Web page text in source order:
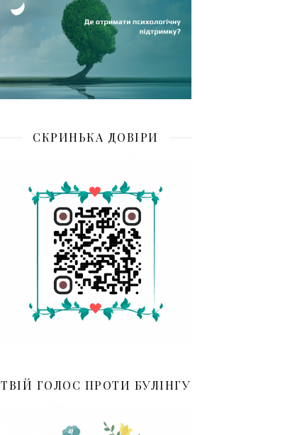
СКРИНЬКА ДОВІРИ
ТВІЙ ГОЛОС ПРОТИ БУЛІНГУ